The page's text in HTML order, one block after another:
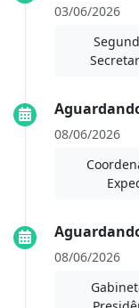
03/06/2026
08/06/2026
08/06/2026